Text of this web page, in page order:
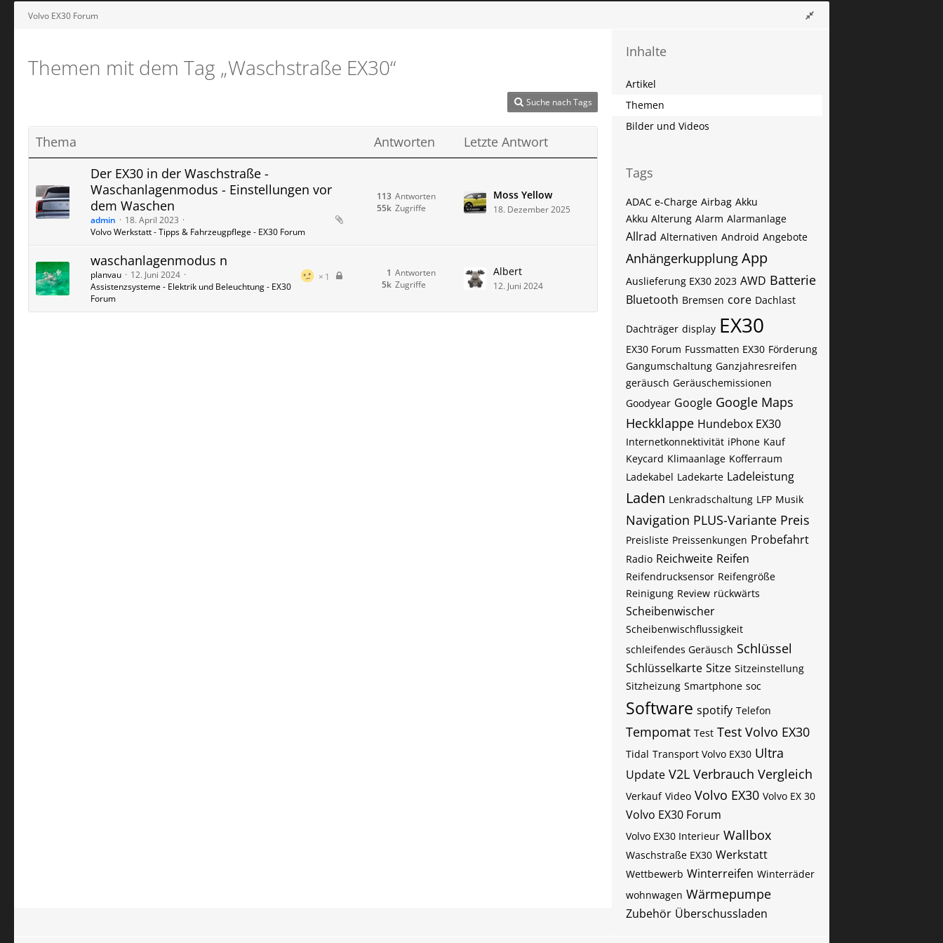
Volvo EX30 Forum
Themen mit dem Tag „Waschstraße EX30“
Suche nach Tags
Thema Antworten
Letzte Antwort
Der EX30 in der Waschstraße -
Waschanlagenmodus - Einstellungen vor
dem Waschen
admin
18. April 2023
Volvo Werkstatt - Tipps & Fahrzeugpflege - EX30 Forum
Antworten
113
Zugriffe
55k
Moss Yellow
18. Dezember 2025
waschanlagenmodus n
1
planvau
12. Juni 2024
Assistenzsysteme - Elektrik und Beleuchtung - EX30
Forum
Antworten
1
Zugriffe
5k
Albert
12. Juni 2024
Inhalte
Artikel
Themen
Bilder und Videos
Tags
ADAC e-Charge Airbag Akku
Akku Alterung Alarm Alarmanlage
Allrad Alternativen Android Angebote
Anhängerkupplung App
Auslieferung EX30 2023 AWD Batterie
Bluetooth Bremsen core Dachlast
Dachträger display EX30
EX30 Forum Fussmatten EX30 Förderung
Gangumschaltung Ganzjahresreifen
geräusch Geräuschemissionen
Goodyear Google Google Maps
Heckklappe Hundebox EX30
Internetkonnektivität iPhone Kauf
Keycard Klimaanlage Kofferraum
Ladekabel Ladekarte Ladeleistung
Laden Lenkradschaltung LFP Musik
Navigation PLUS-Variante Preis
Preisliste Preissenkungen Probefahrt
Radio Reichweite Reifen
Reifendrucksensor Reifengröße
Reinigung Review rückwärts
Scheibenwischer
Scheibenwischflussigkeit
schleifendes Geräusch Schlüssel
Schlüsselkarte Sitze Sitzeinstellung
Sitzheizung Smartphone soc
Software spotify Telefon
Tempomat Test Test Volvo EX30
Tidal Transport Volvo EX30 Ultra
Update V2L Verbrauch Vergleich
Verkauf Video Volvo EX30 Volvo EX 30
Volvo EX30 Forum
Volvo EX30 Interieur Wallbox
Waschstraße EX30 Werkstatt
Wettbewerb Winterreifen Winterräder
wohnwagen Wärmepumpe
Zubehör Überschussladen